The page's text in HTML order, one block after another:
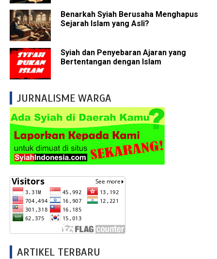
Benarkah Syiah Berusaha Menghapus
Sejarah Islam yang Asli?
Syiah dan Penyebaran Ajaran yang
Bertentangan dengan Islam
JURNALISME WARGA
ARTIKEL TERBARU